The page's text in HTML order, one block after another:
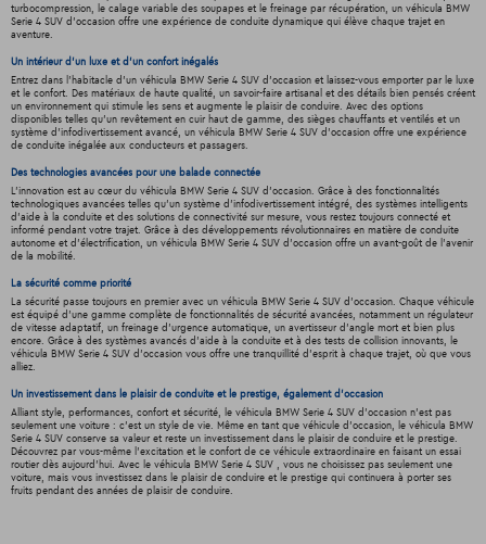
turbocompression, le calage variable des soupapes et le freinage par récupération, un véhicula BMW
Serie 4 SUV d'occasion offre une expérience de conduite dynamique qui élève chaque trajet en
aventure.
Un intérieur d’un luxe et d’un confort inégalés
Entrez dans l'habitacle d'un véhicula BMW Serie 4 SUV d'occasion et laissez-vous emporter par le luxe
et le confort. Des matériaux de haute qualité, un savoir-faire artisanal et des détails bien pensés créent
un environnement qui stimule les sens et augmente le plaisir de conduire. Avec des options
disponibles telles qu'un revêtement en cuir haut de gamme, des sièges chauffants et ventilés et un
système d'infodivertissement avancé, un véhicula BMW Serie 4 SUV d'occasion offre une expérience
de conduite inégalée aux conducteurs et passagers.
Des technologies avancées pour une balade connectée
L'innovation est au cœur du véhicula BMW Serie 4 SUV d'occasion. Grâce à des fonctionnalités
technologiques avancées telles qu'un système d'infodivertissement intégré, des systèmes intelligents
d'aide à la conduite et des solutions de connectivité sur mesure, vous restez toujours connecté et
informé pendant votre trajet. Grâce à des développements révolutionnaires en matière de conduite
autonome et d'électrification, un véhicula BMW Serie 4 SUV d'occasion offre un avant-goût de l'avenir
de la mobilité.
La sécurité comme priorité
La sécurité passe toujours en premier avec un véhicula BMW Serie 4 SUV d'occasion. Chaque véhicule
est équipé d'une gamme complète de fonctionnalités de sécurité avancées, notamment un régulateur
de vitesse adaptatif, un freinage d'urgence automatique, un avertisseur d'angle mort et bien plus
encore. Grâce à des systèmes avancés d'aide à la conduite et à des tests de collision innovants, le
véhicula BMW Serie 4 SUV d'occasion vous offre une tranquillité d'esprit à chaque trajet, où que vous
alliez.
Un investissement dans le plaisir de conduite et le prestige, également d'occasion
Alliant style, performances, confort et sécurité, le véhicula BMW Serie 4 SUV d'occasion n'est pas
seulement une voiture : c'est un style de vie. Même en tant que véhicule d'occasion, le véhicula BMW
Serie 4 SUV conserve sa valeur et reste un investissement dans le plaisir de conduire et le prestige.
Découvrez par vous-même l'excitation et le confort de ce véhicule extraordinaire en faisant un essai
routier dès aujourd'hui. Avec le véhicula BMW Serie 4 SUV , vous ne choisissez pas seulement une
voiture, mais vous investissez dans le plaisir de conduire et le prestige qui continuera à porter ses
fruits pendant des années de plaisir de conduire.